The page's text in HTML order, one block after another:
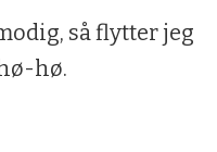
så flytter jeg
hø.